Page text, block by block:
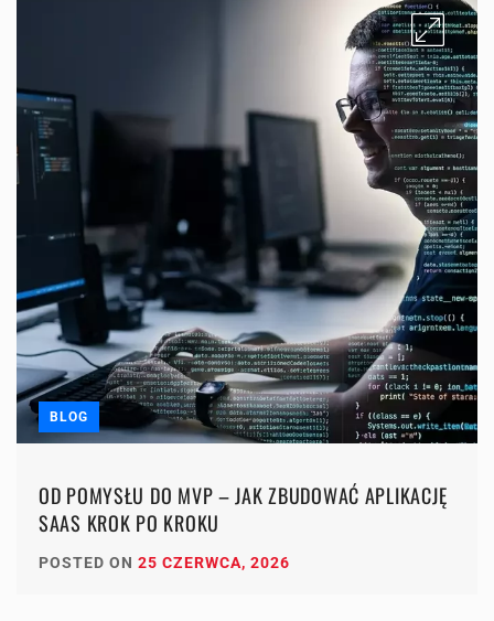
BLOG
OD POMYSŁU DO MVP – JAK ZBUDOWAĆ APLIKACJĘ
SAAS KROK PO KROKU
POSTED ON 25 CZERWCA, 2026